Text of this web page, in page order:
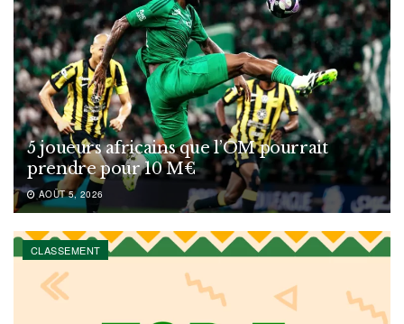
5 joueurs africains que l’OM pourrait
prendre pour 10 M€
AOÛT 5, 2026
CLASSEMENT